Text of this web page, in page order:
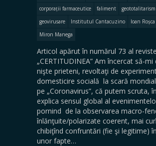
corporații farmaceutice
faliment
geototalitarism
geovirusare
Institutul Cantacuzino
Ioan Roșca
Miron Manega
Articol apărut în numărul 73 al
„CERTITUDINEA” Am încercat să-
nişte prieteni, revoltaţi de
domesticire socială la scară
pe „Coronavirus”, că putem scruta,
explica sensul global al
pornind de la observarea macro-
înlănţuite/polarizate coerent, mai
chibiţînd confruntări (fie şi legitime)
unor fapte…